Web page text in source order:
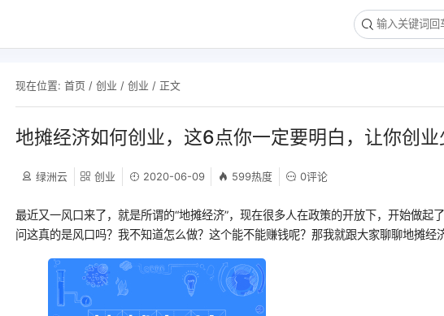
现在位置:首页 /创业 /创业 / 正文
地摊经济如何创业，这6点你一定要明白，让你创业
绿洲云 创业 2020-06-09 599热度 0评论
最近又一风口来了，就是所谓的“地摊经济”，现在很多人在政策的开放下，开始做起
问这真的是风口吗？我不知道怎么做？这个能不能赚钱呢？那我就跟大家聊聊地摊经